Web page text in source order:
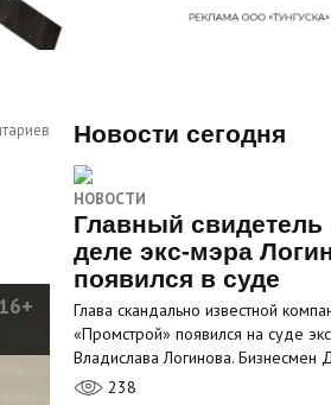
16+
Новости сегодня
НОВОСТИ
Главный свидетель
деле экс-мэра
появился в суде
Глава скандально известной
«Промстрой» появился на суде
Владислава Логинова. Бизнесмен
238